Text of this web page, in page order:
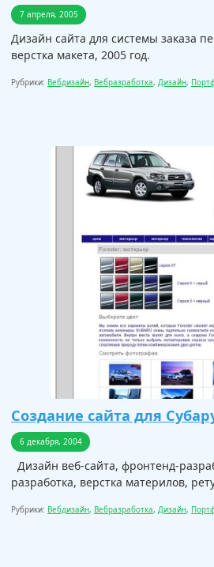
7 апреля, 2005
Дизайн сайта для системы заказа
верстка макета, 2005 год.
Рубрики: Вебдизайн, Вебразработка, Дизайн,
Создание сайта для
6 декабря, 2004
Дизайн веб-сайта, фронтенд-
разработка, верстка материлов,
Рубрики: Вебдизайн, Вебразработка, Дизайн,